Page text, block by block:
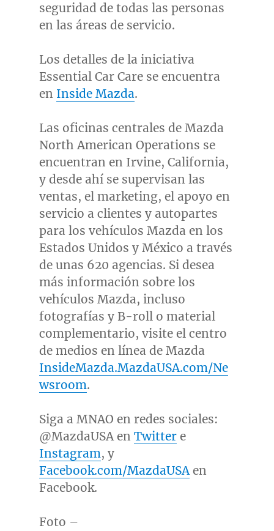
seguridad de todas las personas
en las áreas de servicio.
Los detalles de la iniciativa
Essential Car Care se encuentra
en Inside Mazda.
Las oficinas centrales de Mazda
North American Operations se
encuentran en Irvine, California,
y desde ahí se supervisan las
ventas, el marketing, el apoyo en
servicio a clientes y autopartes
para los vehículos Mazda en los
Estados Unidos y México a través
de unas 620 agencias. Si desea
más información sobre los
vehículos Mazda, incluso
fotografías y B-roll o material
complementario, visite el centro
de medios en línea de Mazda
InsideMazda.MazdaUSA.com/Ne
wsroom.
Siga a MNAO en redes sociales:
@MazdaUSA en Twittere
Instagram, y
Facebook.com/MazdaUSAen
Facebook.
Foto –